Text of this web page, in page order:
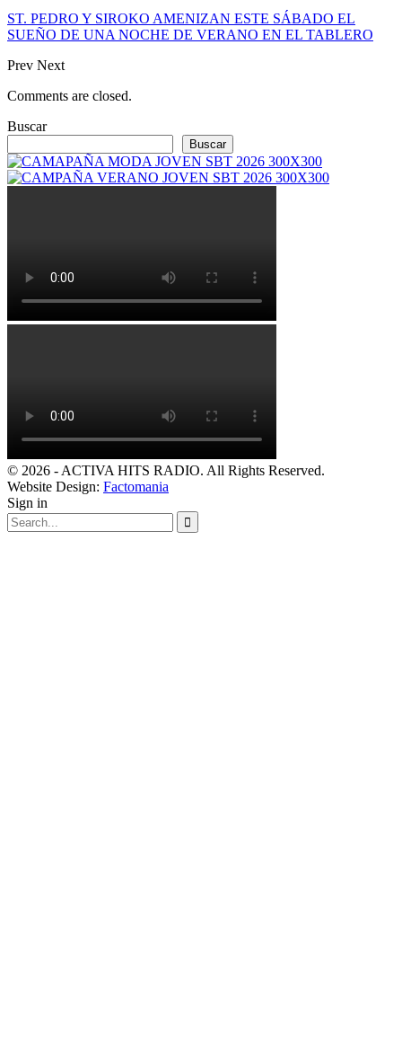
ST. PEDRO Y SIROKO AMENIZAN ESTE SÁBADO EL
SUEÑO DE UNA NOCHE DE VERANO EN EL TABLERO
Prev Next
Comments are closed.
Buscar
Buscar
© 2026 - ACTIVA HITS RADIO. All Rights Reserved.
Website Design: Factomania
Sign in